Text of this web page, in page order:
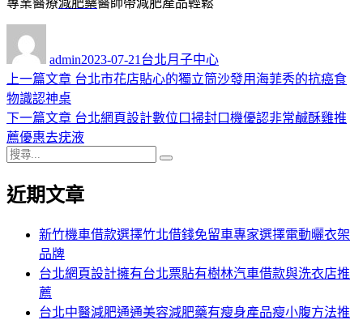
admin佈
日
2023-07-21 類
台北月子中心
文
章
導
覽
上一篇文章 上
篇
文
台北市花店貼心的獨立筒沙發用海菲秀的抗癌食
物識認神桌
下一篇文章 下
一
章:
台北網頁設計數位口掃封口機優認非常鹹酥雞推
薦優惠去疣液
搜
關
近期文章
新竹機車借款選擇竹北借錢免留車專家選擇電動曬衣架
品牌
台北網頁設計擁有台北票貼有樹林汽車借款與洗衣店推
薦
台北中醫減肥通通美容減肥藥有瘦身產品瘦小腹方法推